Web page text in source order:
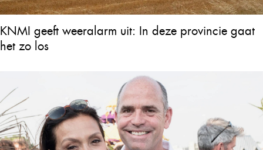
KNMI geeft weeralarm uit: In deze provincie gaat
het zo los